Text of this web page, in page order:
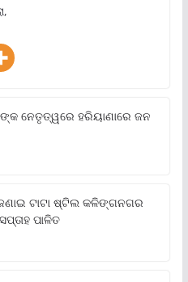
ନେତୃତ୍ୱରେ ହରିୟାଣାରେ ଜନ
ଟାଟା ଷ୍ଟିଲ କଳିଙ୍ଗନଗର
ପାଳିତ